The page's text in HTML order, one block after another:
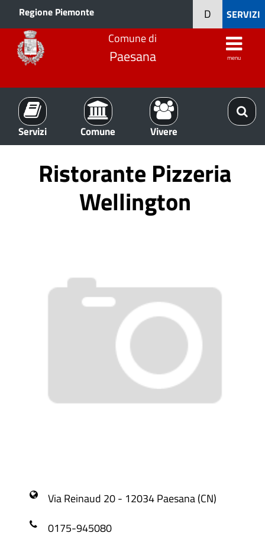
Regione Piemonte SERVIZI
D
Comune di
Paesana menu
Servizi Comune Vivere
Ristorante Pizzeria
Wellington
Via Reinaud 20 - 12034 Paesana (CN)
0175-945080